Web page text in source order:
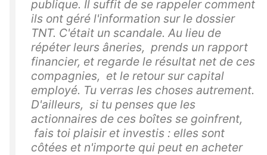
publique. Il suffit de se rappeler comment
ils ont géré l'information sur le dossier
TNT. C'était un scandale. Au lieu de
répéter leurs âneries, prends un rapport
financier, et regarde le résultat net de ces
compagnies, et le retour sur capital
employé. Tu verras les choses autrement.
D'ailleurs, si tu penses que les
actionnaires de ces boîtes se goinfrent,
fais toi plaisir et investis : elles sont
côtées et n'importe qui peut en acheter